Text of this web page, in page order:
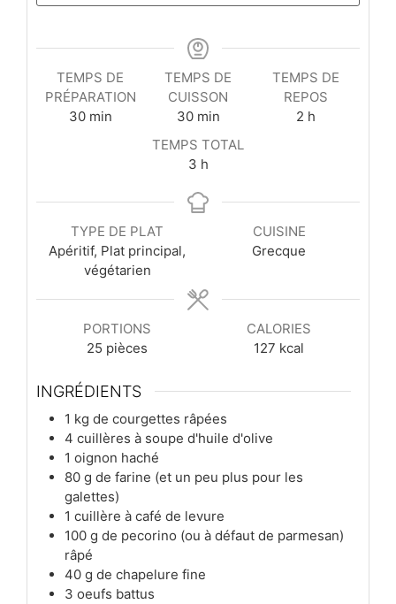
TEMPS DE
PRÉPARATION
30minutes
min
TEMPS DE
CUISSON
30minutes
min
TEMPS DE
REPOS
2 heures
h
TEMPS TOTAL
3heures
h
TYPE DE PLAT
Apéritif, Plat principal,
végétarien
CUISINE
Grecque
PORTIONS
25 pièces
CALORIES
127 kcal
INGRÉDIENTS
1 kg de courgettes râpées
4 cuillères à soupe d'huile d'olive
1 oignon haché
80 g de farine (et un peu plus pour les
galettes)
1 cuillère à café de levure
100 g de pecorino (ou à défaut de parmesan)
râpé
40 g de chapelure fine
3 oeufs battus